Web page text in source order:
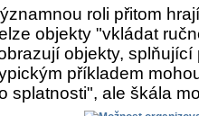
roli přitom
objekty "vkládat
objekty,
příkladem
splatnosti", ale škála